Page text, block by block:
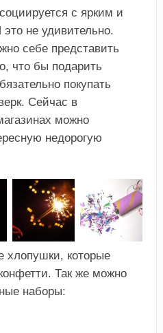
с ярким и
не удивительно.
себе представить
что бы подарить
покупать
Сейчас в
можно
недорогую
хлопушки, которые
Так же можно
наборы: